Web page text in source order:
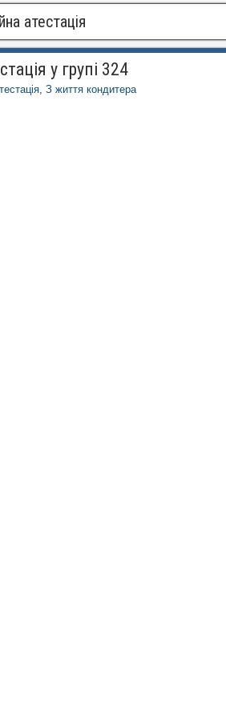
атестація
у групі 324
, З життя кондитера